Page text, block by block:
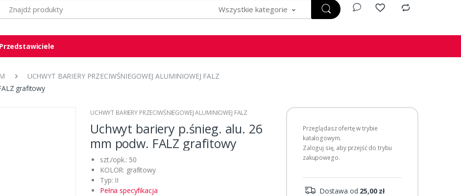
Wszystkie kategorie
Przedstawiciele
UCHWYT BARIERY PRZECIWŚNIEGOWEJ ALUMINIOWEJ FALZ
grafitowy
UCHWYT BARIERY PRZECIWŚNIEGOWEJ ALUMINIOWEJ FALZ
Uchwyt bariery p.śnieg. alu. 26
mm podw. FALZ grafitowy
szt./opk.: 50
KOLOR: grafitowy
Typ: II
Pełna specyfikacja
Przeglądasz ofertę w trybie
katalogowym.
Zaloguj się, aby przejść do trybu
zakupowego.
Dostawa od 25,00 zł